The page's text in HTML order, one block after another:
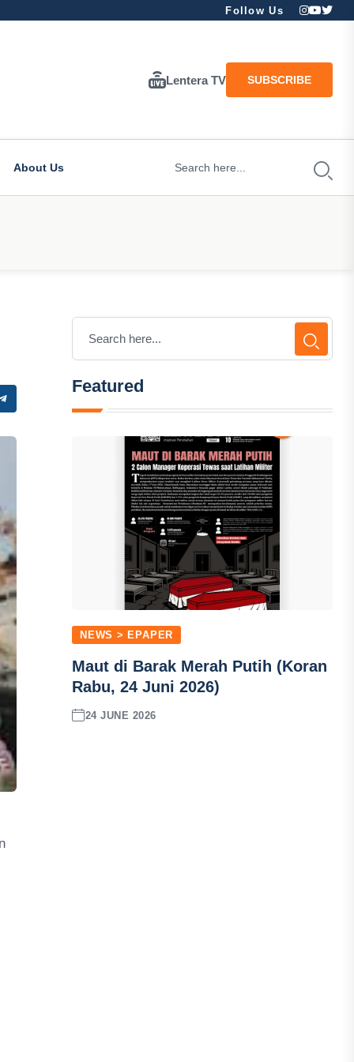
Follow Us
Lentera TV SUBSCRIBE
About Us
Featured
NEWS > EPAPER
Maut di Barak Merah Putih (Koran
Rabu, 24 Juni 2026)
24 JUNE 2026